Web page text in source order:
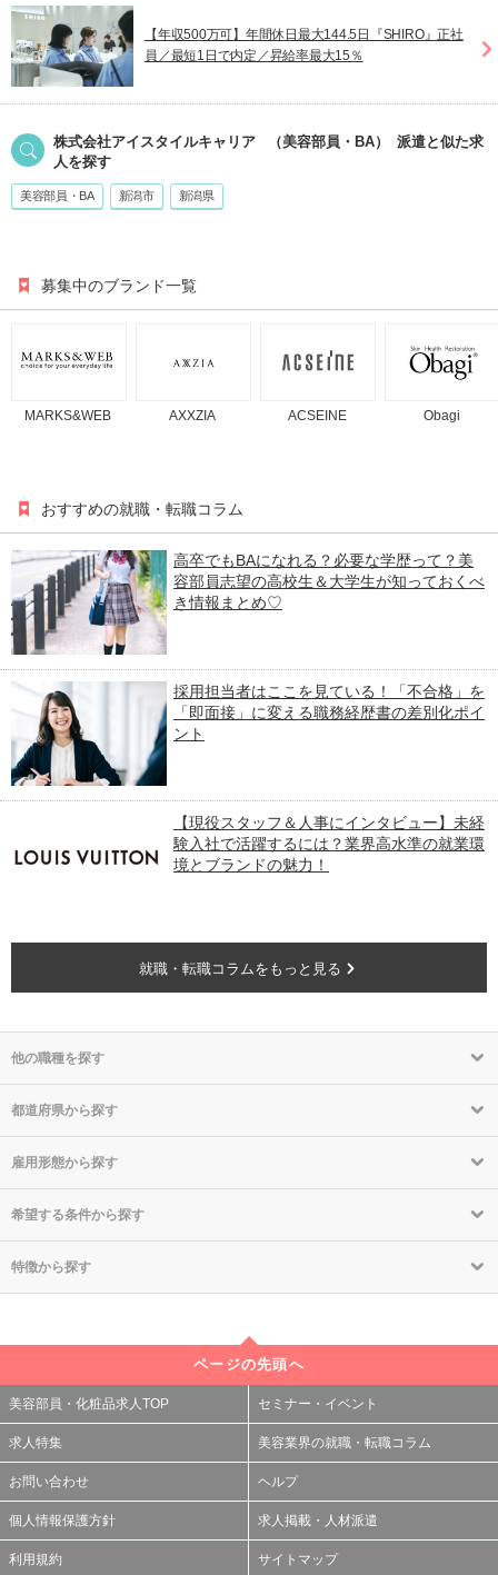
【年収500万可】年間休日最大144.5日『SHIRO』正社
員／最短1日で内定／昇給率最大15％
株式会社アイスタイルキャリア （美容部員・BA） 派遣と似た求
人を探す
美容部員・BA 新潟市 新潟県
募集中のブランド一覧
MARKS&WEB AXXZIA ACSEINE Obagi
おすすめの就職・転職コラム
高卒でもBAになれる？必要な学歴って？美
容部員志望の高校生＆大学生が知っておくべ
き情報まとめ♡
採用担当者はここを見ている！「不合格」を
「即面接」に変える職務経歴書の差別化ポイ
ント
【現役スタッフ＆人事にインタビュー】未経
験入社で活躍するには？業界高水準の就業環
境とブランドの魅力！
就職・転職コラムをもっと見る
他の職種を探す
都道府県から探す
雇用形態から探す
希望する条件から探す
特徴から探す
ページの先頭へ
美容部員・化粧品求人TOP セミナー・イベント
求人特集 美容業界の就職・転職コラム
お問い合わせ ヘルプ
個人情報保護方針 求人掲載・人材派遣
利用規約 サイトマップ